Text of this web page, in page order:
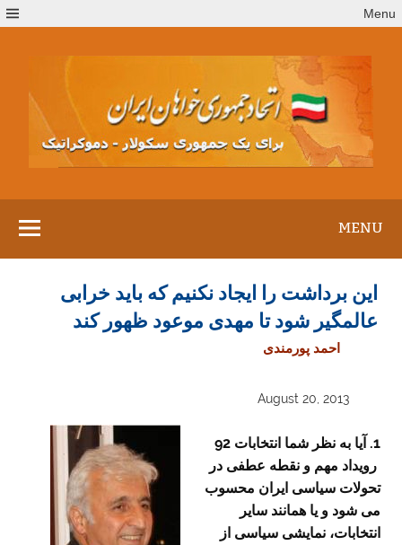
to
Menu
MENU
این برداشت را ایجاد نکنیم که باید خرابی
عالمگیر شود تا مهدی موعود ظهور کند
احمد پورمندی
August 20, 2013
1. آیا به نظر شما انتخابات 92
رویداد مهم و نقطه عطفی در
تحولات سیاسی ایران محسوب
می شود و یا همانند سایر
انتخابات، نمایشی سیاسی از